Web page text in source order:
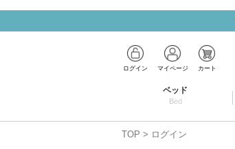
ログイン マイページ カート
ベッド
Bed
TOP ログイン